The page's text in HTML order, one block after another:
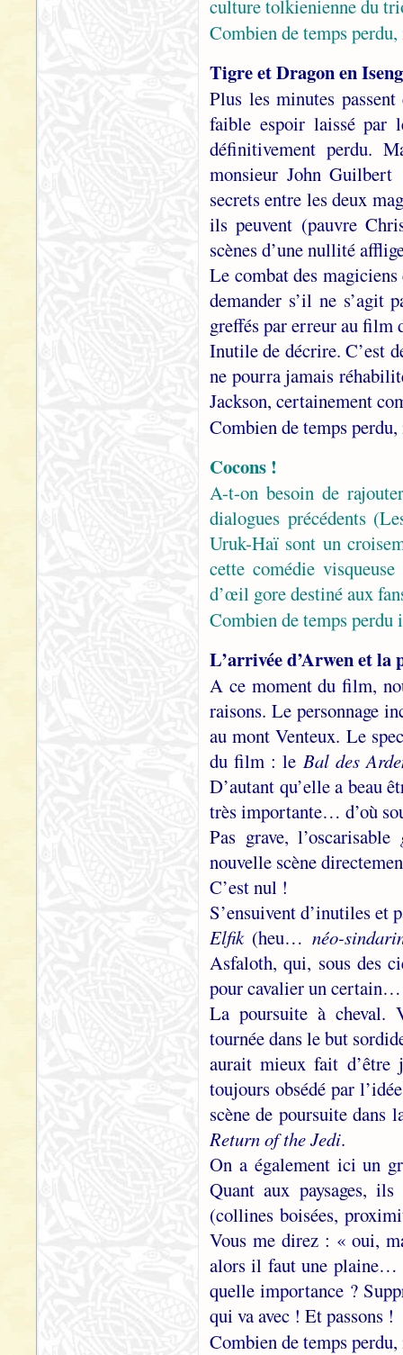
culture tolkienienne du
Combien de temps
Tigre et Dragon en
Plus les minutes
faible espoir laissé par
définitivement perdu.
monsieur John Guilbert
secrets entre les deux
ils peuvent (pauvre
scènes d’une nullité
Le combat des
demander s’il ne s’agit
greffés par erreur au film
Inutile de décrire. C’est
ne pourra jamais
Jackson, certainement
Combien de temps
Cocons !
A-t-on besoin de
dialogues précédents
Uruk-Haï sont un
cette comédie
d’œil gore destiné aux
Combien de temps
L’arrivée d’Arwen et la
A ce moment du film,
raisons. Le personnage
au mont Venteux. Le
du film : le Bal des
D’autant qu’elle a beau
très importante… d’où
Pas grave, l’oscarisable
nouvelle scène
C’est nul !
S’ensuivent d’inutiles et
Elfik(heu… néo-
Asfaloth, qui, sous des
pour cavalier un
La poursuite à cheval.
tournée dans le but
aurait mieux fait d’être
toujours obsédé par
scène de poursuite dans
Return of the Jedi.
On a également ici un
Quant aux paysages,
(collines boisées,
Vous me direz : « oui,
alors il faut une plaine…
quelle importance ?
qui va avec ! Et passons !
Combien de temps